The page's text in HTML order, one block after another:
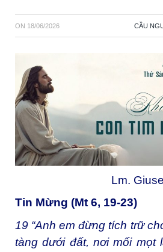
ON 18/06/2026 CẦU
Lm.
Tin Mừng (Mt 6, 19-23)
19 “Anh em đừng tích trữ
tàng dưới đất, nơi mối mọt